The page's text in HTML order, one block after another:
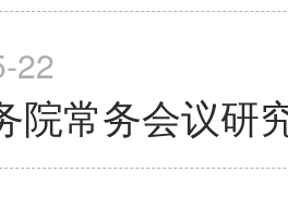
22
院常务会议研